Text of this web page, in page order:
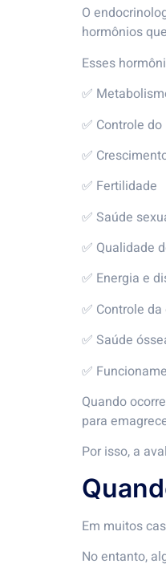
O
hormônios
Esses
✅
✅ Controle
✅
✅ Fertilidade
✅ Saúde
✅ Qualidade
✅ Energia e
✅ Controle
✅ Saúde
✅
Quando
para
Por isso, a
Em muitos
No entanto,